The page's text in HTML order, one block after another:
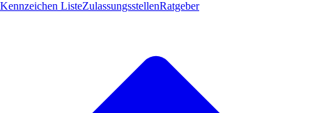
Kennzeichen ListeZulassungsstellenRatgeber